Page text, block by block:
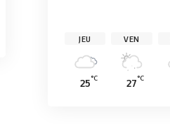
JEU
25°C
VEN
27°C